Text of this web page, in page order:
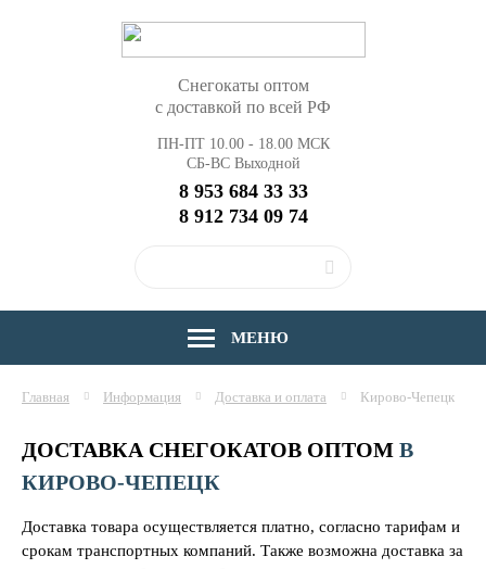
Снегокаты оптом
с доставкой по всей РФ
ПН-ПТ 10.00 - 18.00 МСК
СБ-ВС Выходной
8 953 684 33 33
8 912 734 09 74
МЕНЮ
Главная Информация Доставка и оплата Кирово-Чепецк
ДОСТАВКА СНЕГОКАТОВ ОПТОМ В
КИРОВО-ЧЕПЕЦК
Доставка товара осуществляется платно, согласно тарифам и
срокам транспортных компаний. Также возможна доставка за